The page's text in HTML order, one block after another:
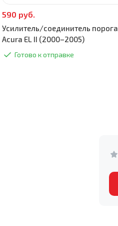
590 руб.
Усилитель/соединитель порога
Acura EL II (2000–2005)
Готово к отправке